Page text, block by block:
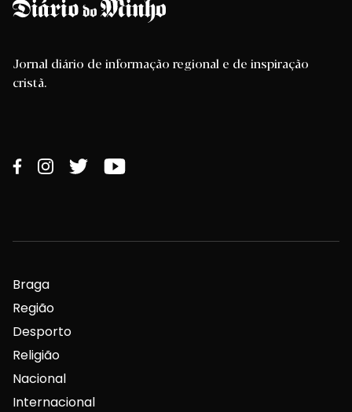
Jornal diário de informação regional e de inspiração
cristã.
Braga
Região
Desporto
Religião
Nacional
Internacional